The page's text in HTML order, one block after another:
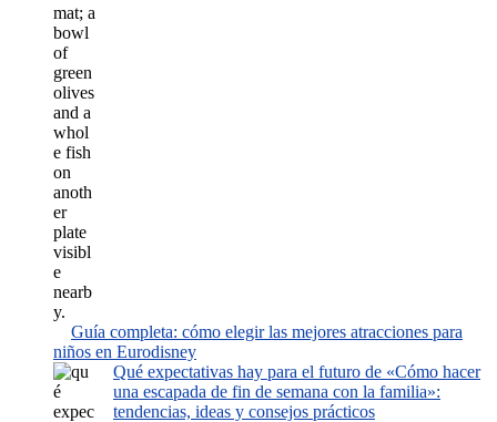
Guía completa: cómo elegir las mejores atracciones para
niños en Eurodisney
Qué expectativas hay para el futuro de «Cómo hacer
una escapada de fin de semana con la familia»:
tendencias, ideas y consejos prácticos